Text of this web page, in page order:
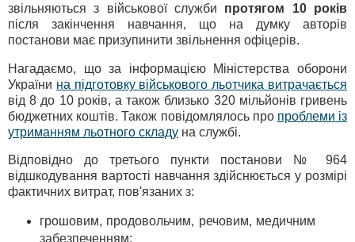
звільняються з військової служби протягом 10 років
після закінчення навчання, що на думку авторів
постанови має призупинити звільнення офіцерів.
Нагадаємо, що за інформацією Міністерства оборони
України на підготовку військового льотчика витрачається
від 8 до 10 років, а також близько 320 мільйонів гривень
бюджетних коштів. Також повідомлялось про проблеми із
утриманням льотного складу на службі.
Відповідно до третього пункти постанови № 964
відшкодування вартості навчання здійснюється у розмірі
фактичних витрат, пов'язаних з:
грошовим, продовольчим, речовим, медичним
забезпеченням;